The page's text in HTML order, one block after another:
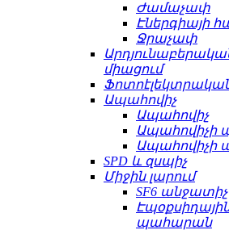
Ժամաչափ
Էներգիայի
Ջրաչափ
միացում
Ապահովիչ
Ապահովիչ
Ապահովիչի
Ապահովիչի
SPD և զսպիչ
Միջին լարում
SF6 անջատիչ
պահարան